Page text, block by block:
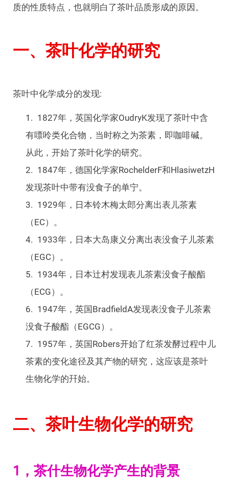
质的性质特点，也就明白了茶叶品质形成的原因。
一、茶叶化学的研究
茶叶中化学成分的发现:
1827年，英国化学家OudryK发现了茶叶中含
有嘌呤类化合物，当时称之为茶素，即咖啡碱。
从此，开始了茶叶化学的研究。
1847年，德国化学家RochelderF和HlasiwetzH
发现茶叶中带有没食子的单宁。
1929年，日本铃木梅太郎分离出表儿茶素
（EC）。
1933年，日本大岛康义分离出表没食子儿茶素
（EGC）。
1934年，日本辻村发现表儿茶素没食子酸酯
（ECG）。
1947年，英国BradfieldA发现表没食子儿茶素
没食子酸酯（EGCG）。
1957年，英国Robers开始了红茶发酵过程中儿
茶素的变化途径及其产物的研究，这应该是茶叶
生物化学的幵始。
二、茶叶生物化学的研究
1，茶什生物化学产生的背景